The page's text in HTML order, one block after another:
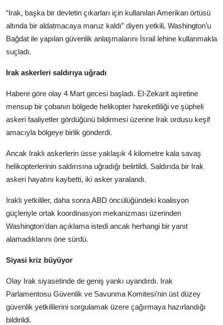
“Irak, başka bir devletin çıkarları için kullanılan Amerikan örtüsü
altında bir aldatmacaya maruz kaldı” diyen yetkili, Washington’u
Bağdat ile yapılan güvenlik anlaşmalarını İsrail lehine kullanmakla
suçladı.
Irak askerleri saldırıya uğradı
Habere göre olay 4 Mart gecesi başladı. El-Zekarit aşiretine
mensup bir çobanın bölgede helikopter hareketliliği ve şüpheli
askeri faaliyetler gördüğünü bildirmesi üzerine Irak ordusu keşif
amacıyla bölgeye birlik gönderdi.
Ancak Iraklı askerlerin üsse yaklaşık 4 kilometre kala savaş
helikopterlerinin saldırısına uğradığı belirtildi. Saldırıda bir Irak
askeri hayatını kaybetti, iki asker yaralandı.
Iraklı yetkililer, daha sonra ABD öncülüğündeki koalisyon
güçleriyle ortak koordinasyon mekanizması üzerinden
Washington’dan açıklama istedi ancak herhangi bir yanıt
alamadıklarını öne sürdü.
Siyasi kriz büyüyor
Olay Irak siyasetinde de geniş yankı uyandırdı. Irak
Parlamentosu Güvenlik ve Savunma Komitesi’nin üst düzey
güvenlik yetkililerini sorgulamak üzere çağırmaya hazırlandığı
bildirildi.